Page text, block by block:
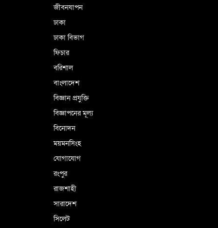
জীবনযাপন
ঢাকা
ঢাকা বিভাগ
ফিচার
বরিশাল
বাংলাদেশ
বিজ্ঞান প্রযুক্তি
বিজ্ঞাপনের মূল্য
বিনোদন
ময়মনসিংহ
যোগাযোগ
রংপুর
রাজশাহী
সারাদেশ
সিলেট